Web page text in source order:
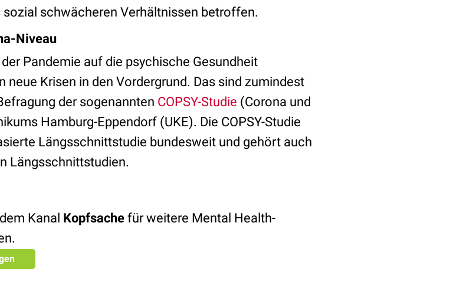
schwächeren Verhältnissen betroffen.
Niveau
Pandemie auf die psychische Gesundheit
neue Krisen in den Vordergrund. Das sind zumindest
der sogenannten COPSY-Studie (Corona und
Hamburg-Eppendorf (UKE). Die COPSY-Studie
Längsschnittstudie bundesweit und gehört auch
Längsschnittstudien.
Kanal Kopfsache für weitere Mental Health-